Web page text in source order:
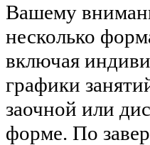
Вашему
несколько
включая
графики
заочной или
форме. По